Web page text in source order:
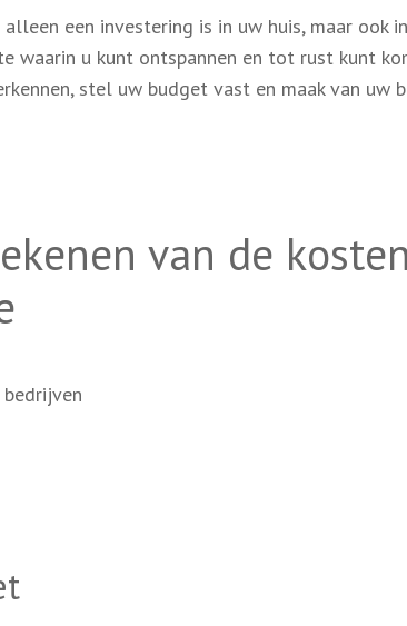
een investering is in uw huis, maar ook
waarin u kunt ontspannen en tot rust kunt
stel uw budget vast en maak van uw
van de